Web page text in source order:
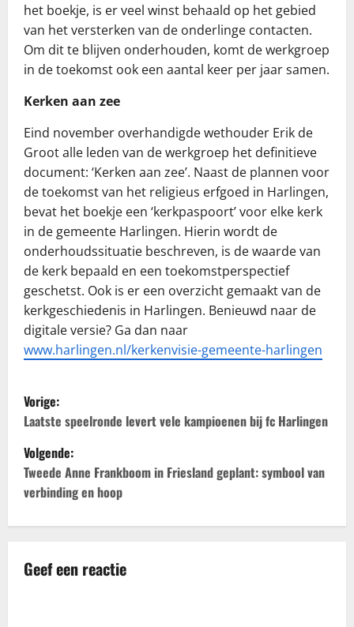
het boekje, is er veel winst behaald op het gebied
van het versterken van de onderlinge contacten.
Om dit te blijven onderhouden, komt de werkgroep
in de toekomst ook een aantal keer per jaar samen.
Kerken aan zee
Eind november overhandigde wethouder Erik de
Groot alle leden van de werkgroep het definitieve
document: ‘Kerken aan zee’. Naast de plannen voor
de toekomst van het religieus erfgoed in Harlingen,
bevat het boekje een ‘kerkpaspoort’ voor elke kerk
in de gemeente Harlingen. Hierin wordt de
onderhoudssituatie beschreven, is de waarde van
de kerk bepaald en een toekomstperspectief
geschetst. Ook is er een overzicht gemaakt van de
kerkgeschiedenis in Harlingen. Benieuwd naar de
digitale versie? Ga dan naar
www.harlingen.nl/kerkenvisie-gemeente-harlingen
B
e
r
i
c
h
Vorige:
Laatste speelronde levert vele kampioenen bij fc Harlingen
Volgende:
Tweede Anne Frankboom in Friesland geplant: symbool van
verbinding en hoop
Geef een reactie